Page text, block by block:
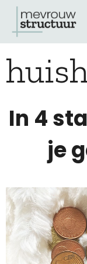
naar
de
inhoud
In 4
je